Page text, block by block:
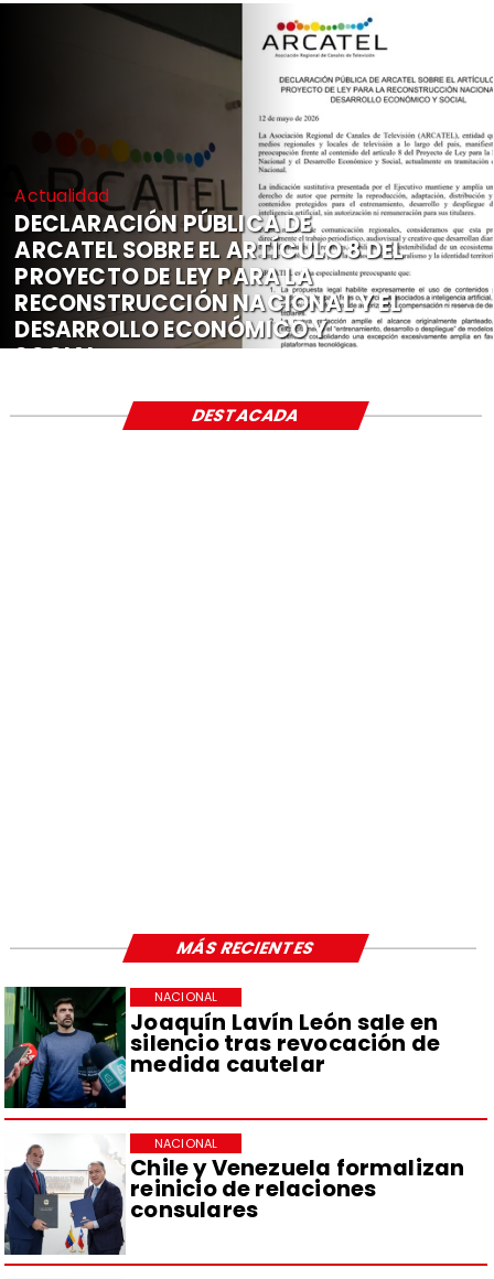
Actualidad
DECLARACIÓN PÚBLICA DE
ARCATEL SOBRE EL ARTÍCULO 8 DEL
PROYECTO DE LEY PARA LA
RECONSTRUCCIÓN NACIONAL Y EL
DESARROLLO ECONÓMICO Y
SOCIAL
Joaquín Lavín León sale en
silencio tras revocación de
medida cautelar
NACIONAL
Chile y Venezuela formalizan
reinicio de relaciones
consulares
NACIONAL
DESTACADA
MÁS RECIENTES